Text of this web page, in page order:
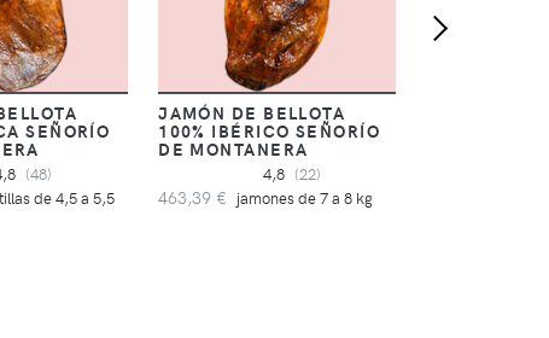
SEÑORÍO
(48)
de 4,5 a 5,5
JAMÓN DE BELLOTA
100% IBÉRICO SEÑORÍO
DE MONTANERA
4,8 (22)
463,39 € jamones de 7 a 8 kg